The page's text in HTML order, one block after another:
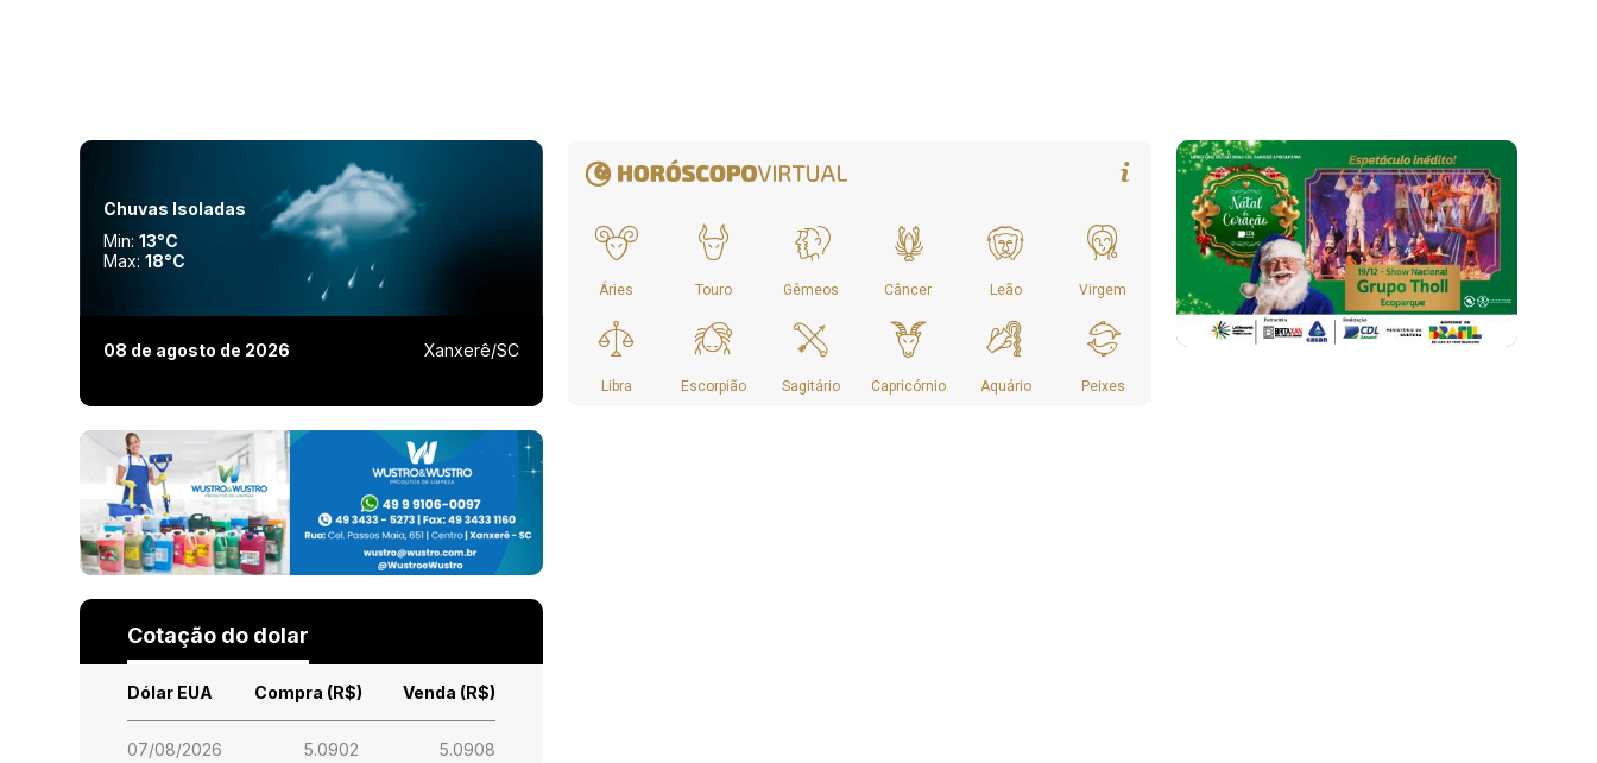
Chuvas Isoladas
Min: 13°C
Max: 18°C
08 de agosto de 2026 Xanxerê/SC
Cotação do dolar
Dólar EUA Compra (R$) Venda (R$)
07/08/2026 5.0902 5.0908